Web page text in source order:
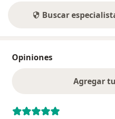
Buscar
Opiniones
Agregar